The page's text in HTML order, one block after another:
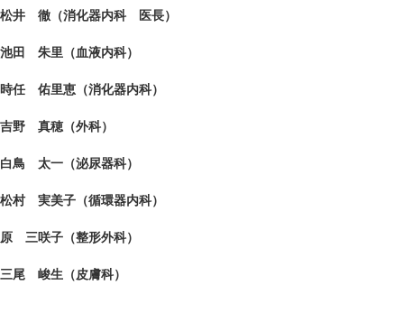
松井 徹（消化器内科 医長）
池田 朱里（血液内科）
時任 佑里恵（消化器内科）
吉野 真穂（外科）
白鳥 太一（泌尿器科）
松村 実美子（循環器内科）
原 三咲子（整形外科）
三尾 峻生（皮膚科）